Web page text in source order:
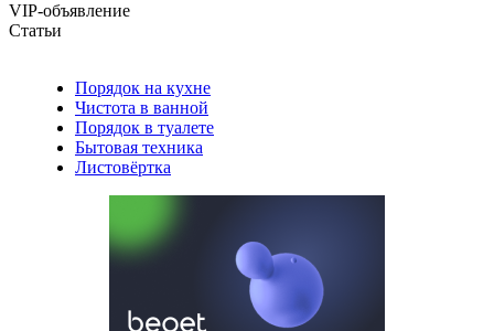
VIP-объявление
Статьи
Порядок на кухне
Чистота в ванной
Порядок в туалете
Бытовая техника
Листовёртка